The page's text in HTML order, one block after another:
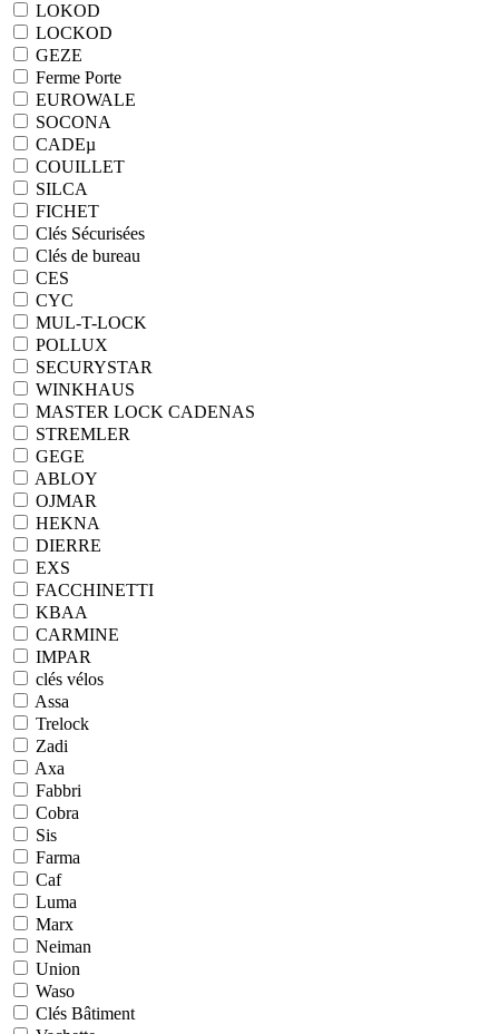
LOKOD
LOCKOD
GEZE
Ferme Porte
EUROWALE
SOCONA
CADEµ
COUILLET
SILCA
FICHET
Clés Sécurisées
Clés de bureau
CES
CYC
MUL-T-LOCK
POLLUX
SECURYSTAR
WINKHAUS
MASTER LOCK CADENAS
STREMLER
GEGE
ABLOY
OJMAR
HEKNA
DIERRE
EXS
FACCHINETTI
KBAA
CARMINE
IMPAR
clés vélos
Assa
Trelock
Zadi
Axa
Fabbri
Cobra
Sis
Farma
Caf
Luma
Marx
Neiman
Union
Waso
Clés Bâtiment